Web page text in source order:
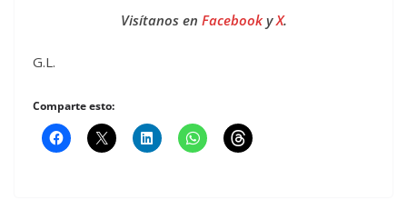
Visítanos en FacebookyX.
G.L.
Comparte esto: